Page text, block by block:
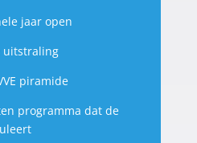
jaar open
uitstraling
piramide
programma dat de